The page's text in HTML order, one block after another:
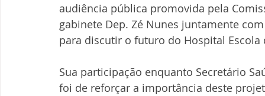
audiência pública promovida pela
gabinete Dep. Zé Nunes juntamente
para discutir o futuro do Hospital Escola
Sua participação enquanto Secretário
foi de reforçar a importância deste